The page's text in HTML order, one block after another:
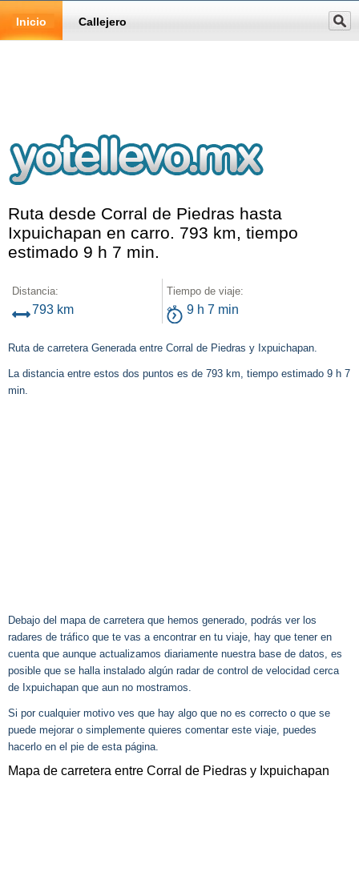
Inicio Callejero
Ruta desde Corral de Piedras hasta
Ixpuichapan en carro. 793 km, tiempo
estimado 9 h 7 min.
Distancia:
793 km
Tiempo de viaje:
9 h 7 min
Ruta de carretera Generada entre Corral de Piedras y Ixpuichapan.
La distancia entre estos dos puntos es de 793 km, tiempo estimado 9 h 7
min.
Debajo del mapa de carretera que hemos generado, podrás ver los
radares de tráfico que te vas a encontrar en tu viaje, hay que tener en
cuenta que aunque actualizamos diariamente nuestra base de datos, es
posible que se halla instalado algún radar de control de velocidad cerca
de Ixpuichapan que aun no mostramos.
Si por cualquier motivo ves que hay algo que no es correcto o que se
puede mejorar o simplemente quieres comentar este viaje, puedes
hacerlo en el pie de esta página.
Mapa de carretera entre Corral de Piedras y Ixpuichapan